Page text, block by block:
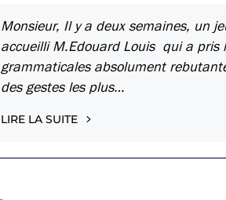
Monsieur, Il y a deux semaines, un
accueilli M.Edouard Louis qui a pris
grammaticales absolument
des gestes les plus…
LIRE LA SUITE